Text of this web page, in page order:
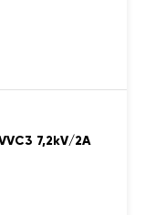
7,2kV/2A